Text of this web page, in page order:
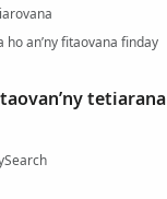
an’ny fitaovana finday
tetiarana